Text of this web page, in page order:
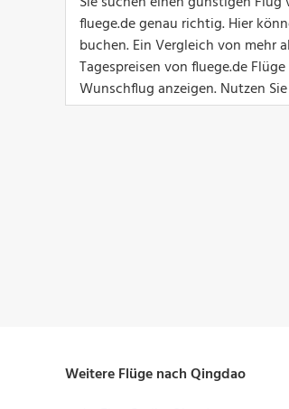
fluege.de genau richtig. Hier
buchen. Ein Vergleich von mehr
Tagespreisen von fluege.de
Wunschflug anzeigen. Nutzen
Weitere Flüge nach Qingdao